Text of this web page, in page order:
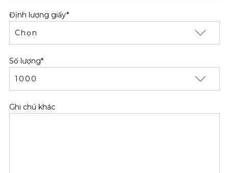
Định lượng giấy*
Số lượng*
Ghi chú khác